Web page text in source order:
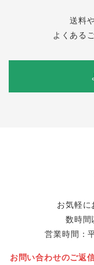
送料
よくある
お気軽に
数時間
営業時間：
お問い合わせのご返